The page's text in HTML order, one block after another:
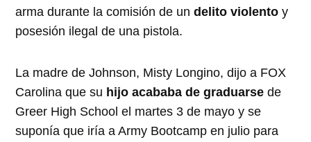
arma durante la comisión de undelito violento y
posesión ilegal de una pistola.
La madre de Johnson, Misty Longino, dijo a FOX
Carolina que su hijo acababa de graduarsede
Greer High School el martes 3 de mayo y se
suponía que iría a Army Bootcamp en julio para